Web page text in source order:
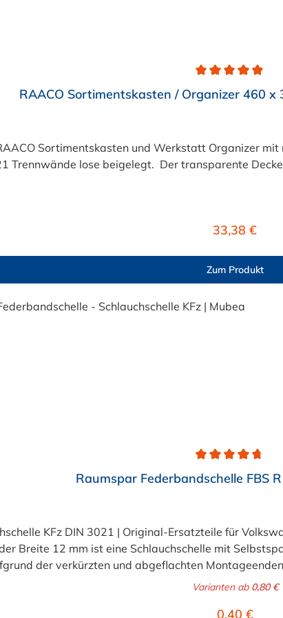
5 Sternen
RAACO Sortimentskasten / Organizer 460 x
Sortimentskasten und Werkstatt Organizer
Trennwände lose beigelegt. Der transparente
Regulärer
33,38 €
Zum Produkt
von 5 SternenRaumspar Federbandschelle FBS
KFz DIN 3021 | Original-Ersatzteile für
Breite 12 mm ist eine Schlauchschelle mit
der verkürzten und abgeflachten
Diese Federbandschelle und
Untergrund- und Deckschicht-Beschichtung.
Varianten ab0,80 €
Regulärer
0,40 €